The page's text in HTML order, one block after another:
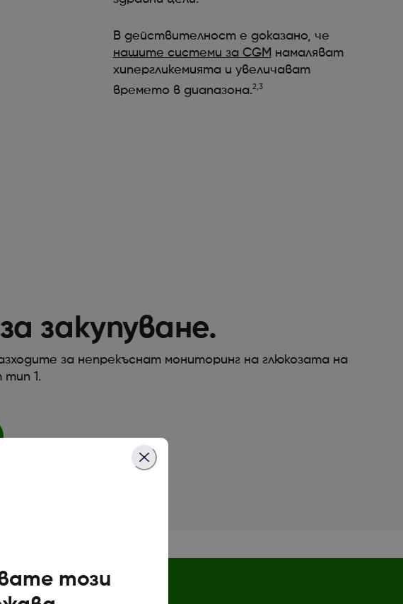
В действителност е доказано, че
нашите системи за CGM намаляват
хипергликемията и увеличават
времето в диапазона.2,3
закупуване.
за непрекъснат мониторинг на глюкозата на
тип 1.
този